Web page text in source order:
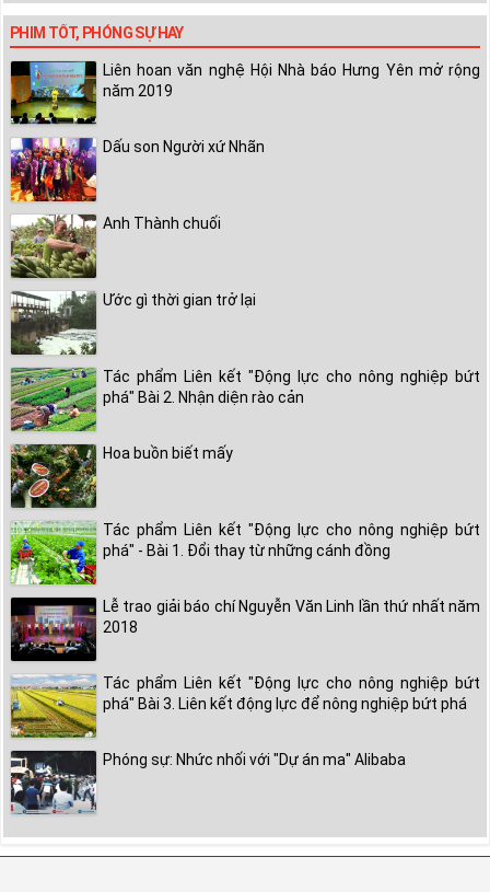
PHIM TỐT, PHÓNG SỰ HAY
Liên hoan văn nghệ Hội Nhà báo Hưng Yên mở rộng
năm 2019
Dấu son Người xứ Nhãn
Anh Thành chuối
Ước gì thời gian trở lại
Tác phẩm Liên kết "Động lực cho nông nghiệp bứt
phá" Bài 2. Nhận diện rào cản
Hoa buồn biết mấy
Tác phẩm Liên kết "Động lực cho nông nghiệp bứt
phá" - Bài 1. Đổi thay từ những cánh đồng
Lễ trao giải báo chí Nguyễn Văn Linh lần thứ nhất năm
2018
Tác phẩm Liên kết "Động lực cho nông nghiệp bứt
phá" Bài 3. Liên kết động lực để nông nghiệp bứt phá
Phóng sự: Nhức nhối với "Dự án ma" Alibaba